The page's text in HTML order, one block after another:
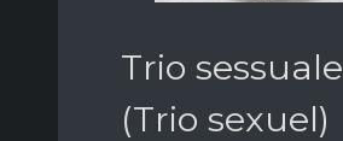
Trio sessuale
(Trio sexuel)